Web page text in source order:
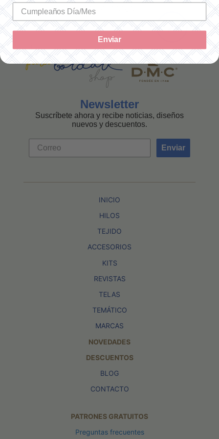
MEXICANA
Newsletter
Suscríbete ahora y recibe noticias, diseños
nuevos y descuentos.
Enviar
INICIO
HILOS
TEJIDO
ACCESORIOS
KITS
REVISTAS
TELAS
TEMÁTICO
MARCAS
NOVEDADES
DESCUENTOS
BLOG
CONTACTO
PATRONES GRATUITOS
Preguntas frecuentes
Enviar